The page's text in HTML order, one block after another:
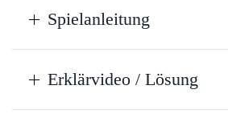
Spielanleitung
Erklärvideo / Lösung